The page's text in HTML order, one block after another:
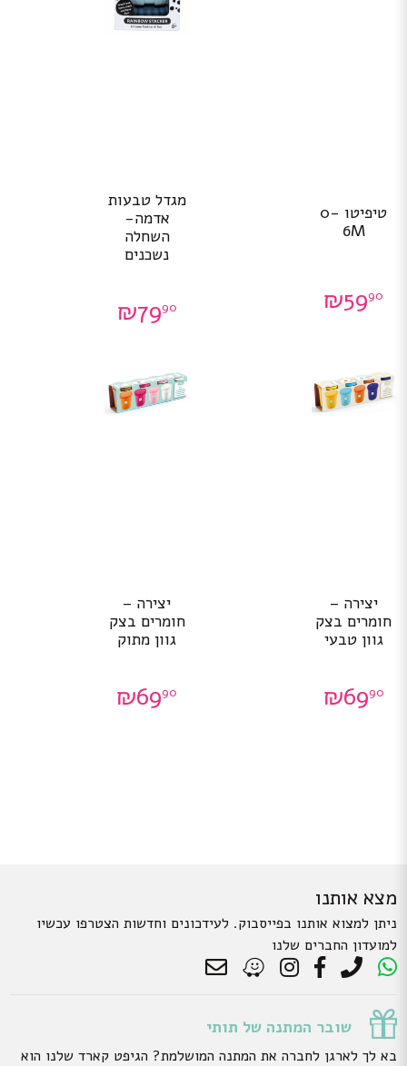
טיפיטו 0-
6M
₪5990
מגדל טבעות
אדמה-
השחלה
נשכנים
₪7990
יצירה –
חומרים בצק
גוון טבעי
₪6990
יצירה –
חומרים בצק
גוון מתוק
₪6990
מצא אותנו
ניתן למצוא אותנו בפייסבוק. לעידכונים וחדשות הצטרפו עכשיו
למועדון החברים שלנו
שובר המתנה של תותי
בא לך לארגן לחברה את המתנה המושלמת? הגיפט קארד שלנו הוא